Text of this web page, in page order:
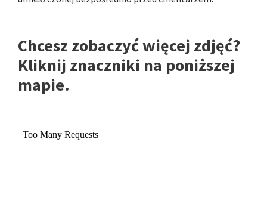
Chcesz zobaczyć więcej zdjęć?
Kliknij znaczniki na poniższej
mapie.